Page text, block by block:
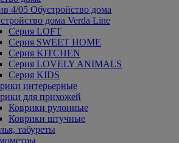
4/05 Обустройство дома
дома Verda Line
Серия LOFT
Серия SWEET HOME
Серия KITCHEN
Серия LOVELY ANIMALS
Серия KIDS
интерьерные
для прихожей
Коврики рулонные
Коврики штучные
табуреты